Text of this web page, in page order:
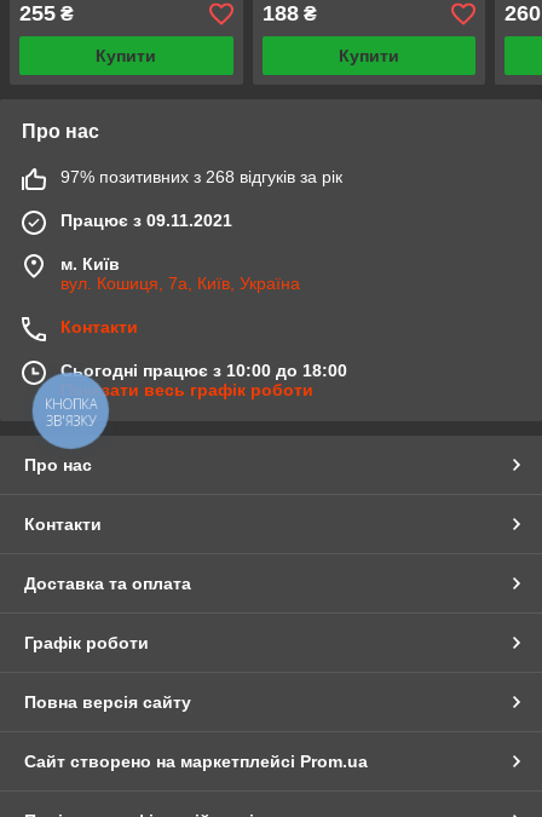
255 ₴
Купити
188₴
Купити
260
Про нас
97% позитивних з 268 відгуків за рік
Працює з 09.11.2021
м. Київ
вул. Кошиця, 7а, Київ, Україна
Контакти
Сьогодні працює з 10:00 до 18:00
Показати весь графік роботи
Про нас
Контакти
Доставка та оплата
Графік роботи
Повна версія сайту
Сайт створено на маркетплейсі Prom.ua
КНОПКА
ЗВ'ЯЗКУ